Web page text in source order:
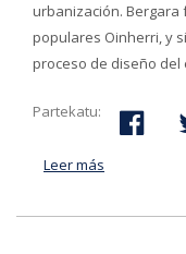
urbanización.
populares Oinherri, y
proceso de diseño del
Partekatu:
Leer más